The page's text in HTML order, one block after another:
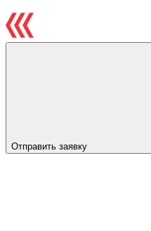
Отправить заявку